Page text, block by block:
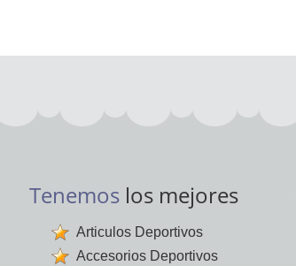
Tenemos los mejores
Articulos Deportivos
Accesorios Deportivos